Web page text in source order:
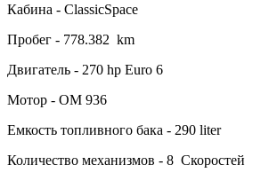
Кабина - ClassicSpace
Пробег - 778.382 km
Двигатель - 270 hp Euro 6
Мотор - OM 936
Емкость топливного бака - 290 liter
Количество механизмов - 8 Скоростей